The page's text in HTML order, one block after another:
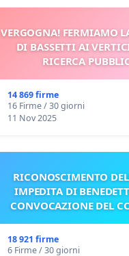
VERGOGNA! FERMIAMO
DI BASSETTI AI
RICERCA
14 869 firme
16 Firme / 30 giorni
11 Nov 2025
RICONOSCIMENTO
IMPEDITA DI
CONVOCAZIONE DEL
18 921 firme
6 Firme / 30 giorni